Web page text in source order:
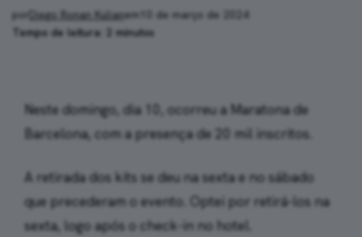
por Diego Ronan Kulianem 10 de março de 2024
Tempo de leitura: 2 minutos
Neste domingo, dia 10, ocorreu a Maratona de
Barcelona, com a presença de 20 mil inscritos.
A retirada dos kits se deu na sexta e no sábado
que precederam o evento. Optei por retirá-los na
sexta, logo após o check-in no hotel.